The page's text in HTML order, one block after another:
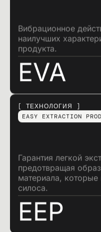
Вибрационное
наилучших
продукта.
EVA
ТЕХНОЛОГИЯ
EASY EXTRACTION
Гарантия легкой
предотвращая
материала,
силоса.
EEP